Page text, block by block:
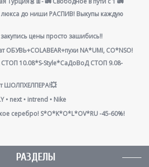
до ниши РАСПИВ! Выкупы каждую
закупись цены просто зашибись!!
NA*UMI, CO*NSO!
10.08*S-Style*СаДоВоД СТОП 9.08-
ШОЛПХЕЛПЕРА!💥
• next • intrend • Nike
серебро! S*O*K*O*L*OV*RU -45-60%!
РАЗДЕЛЫ